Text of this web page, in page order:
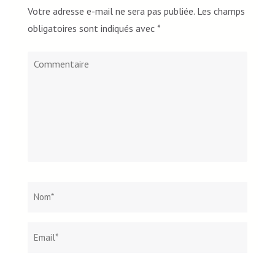
Votre adresse e-mail ne sera pas publiée. Les champs
obligatoires sont indiqués avec *
Commentaire